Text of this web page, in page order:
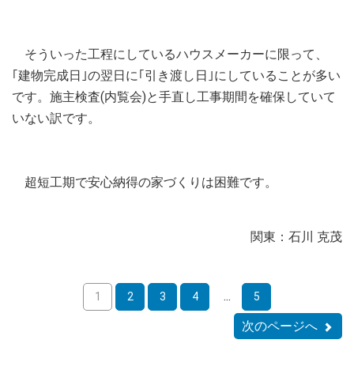
そういった工程にしているハウスメーカーに限って、
｢建物完成日｣の翌日に｢引き渡し日｣にしていることが多い
です。施主検査(内覧会)と手直し工事期間を確保していて
いない訳です。
超短工期で安心納得の家づくりは困難です。
関東：石川 克茂
次のページへ
1 2 3 4 ... 5